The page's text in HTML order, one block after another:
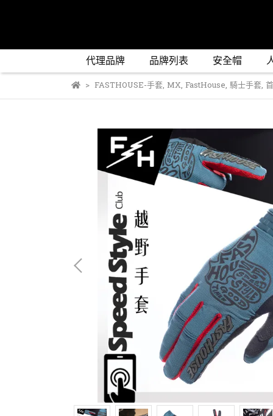
代理品牌 品牌列表 安全帽
FASTHOUSE-手套, MX, FastHouse, 騎士手套,